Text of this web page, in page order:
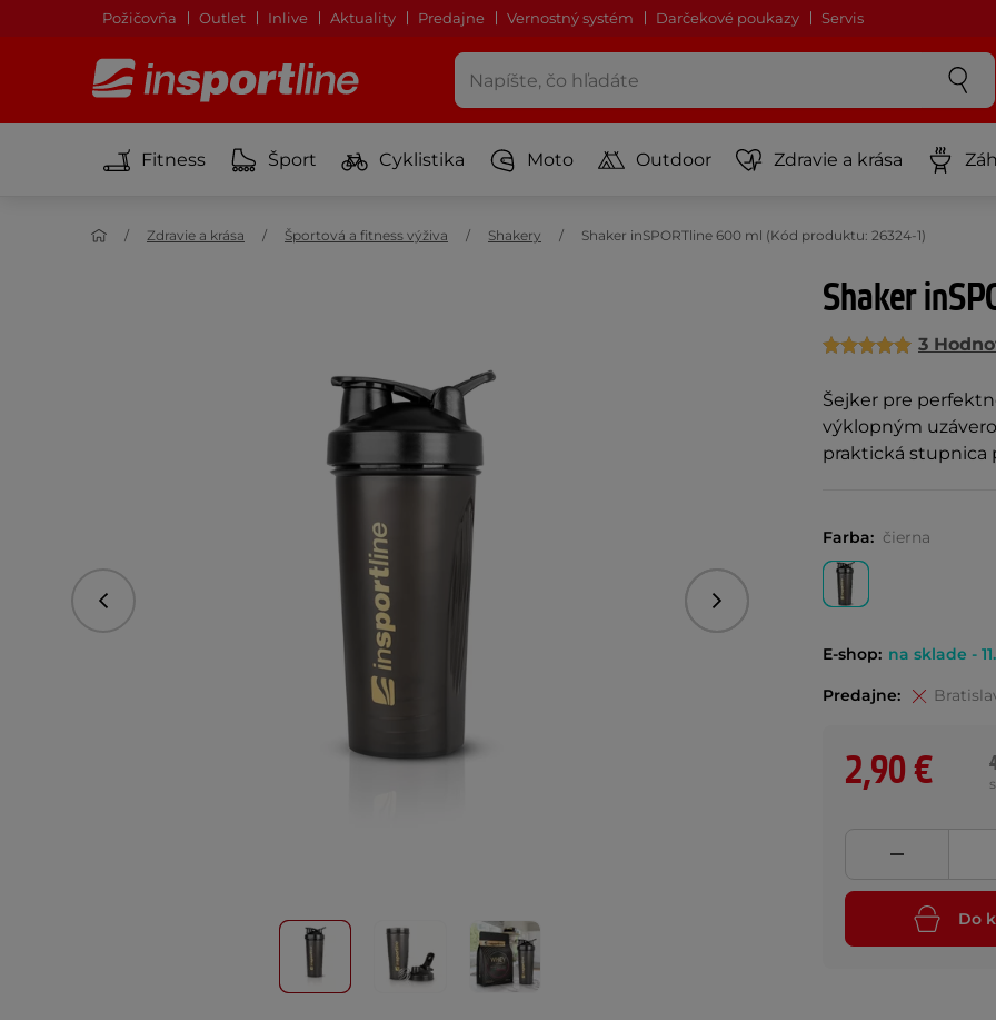
Požičovňa Outlet Inlive Aktuality Predajne Vernostný systém Darčekové poukazy Servis
Fitness Šport Cyklistika Moto Outdoor Zdravie a krása
Zdravie a krása Športová a fitness výživa Shakery Shaker inSPORTline 600 ml (Kód produktu: 26324-1)
Shaker
3
Šejker pre
výklopným
praktická stupnica
Predchádzajúce Nasledujúce
Farba: čierna
E-shop: na sklade -
Predajne:
2,90 €
Do